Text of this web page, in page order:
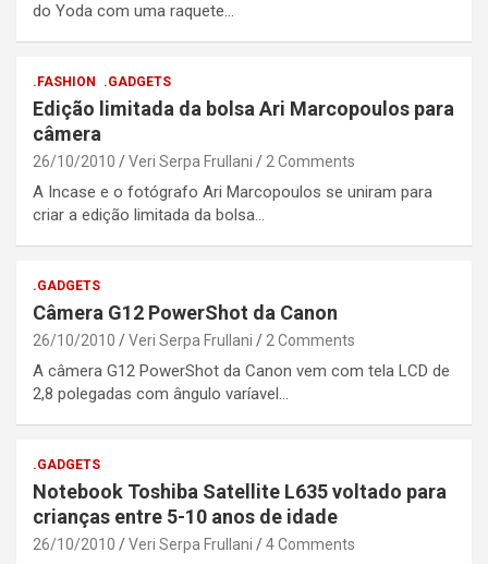
do Yoda com uma raquete…
.FASHION .GADGETS
Edição limitada da bolsa Ari Marcopoulos para
câmera
26/10/2010 Veri Serpa Frullani 2 Comments
A Incase e o fotógrafo Ari Marcopoulos se uniram para
criar a edição limitada da bolsa…
.GADGETS
Câmera G12 PowerShot da Canon
26/10/2010 Veri Serpa Frullani 2 Comments
A câmera G12 PowerShot da Canon vem com tela LCD de
2,8 polegadas com ângulo varíavel…
.GADGETS
Notebook Toshiba Satellite L635 voltado para
crianças entre 5-10 anos de idade
26/10/2010 Veri Serpa Frullani 4 Comments